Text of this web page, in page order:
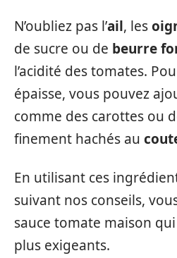
N’oubliez pas l’ail, les
de sucre ou de beurre
l’acidité des tomates.
épaisse, vous pouvez
comme des carottes ou
finement hachés au
En utilisant ces
suivant nos conseils,
sauce tomate maison
plus exigeants.